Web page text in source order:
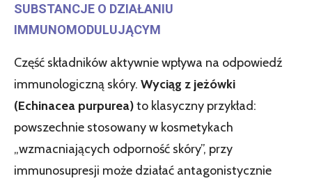
SUBSTANCJE O DZIAŁANIU
IMMUNOMODULUJĄCYM
Część składników aktywnie wpływa na odpowiedź
immunologiczną skóry. Wyciąg z jeżówki
(Echinacea purpurea)to klasyczny przykład:
powszechnie stosowany w kosmetykach
„wzmacniających odporność skóry”, przy
immunosupresji może działać antagonistycznie